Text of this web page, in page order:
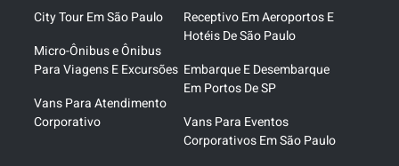
City Tour Em São Paulo
Micro-Ônibus e Ônibus
Para Viagens E Excursões
Vans Para Atendimento
Corporativo
Receptivo Em Aeroportos E
Hotéis De São Paulo
Embarque E Desembarque
Em Portos De SP
Vans Para Eventos
Corporativos Em São Paulo